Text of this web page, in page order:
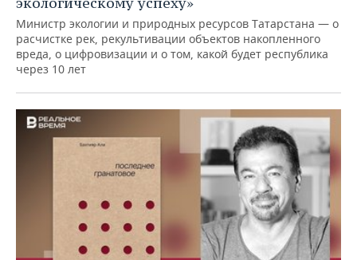
Министр экологии и природных ресурсов Татарстана — о
расчистке рек, рекультивации объектов накопленного
вреда, о цифровизации и о том, какой будет республика
через 10 лет